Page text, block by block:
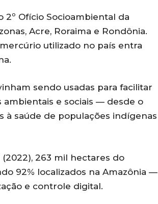
Ofício Socioambiental da
Acre, Roraima e Rondônia.
utilizado no país entra
sendo usadas para facilitar
e sociais — desde o
à saúde de populações indígenas
263 mil hectares do
92% localizados na Amazônia —
e controle digital.